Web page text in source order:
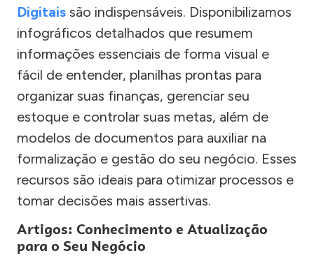
Digitais são indispensáveis. Disponibilizamos
infográficos detalhados que resumem
informações essenciais de forma visual e
fácil de entender, planilhas prontas para
organizar suas finanças, gerenciar seu
estoque e controlar suas metas, além de
modelos de documentos para auxiliar na
formalização e gestão do seu negócio. Esses
recursos são ideais para otimizar processos e
tomar decisões mais assertivas.
Artigos: Conhecimento e Atualização
para o Seu Negócio